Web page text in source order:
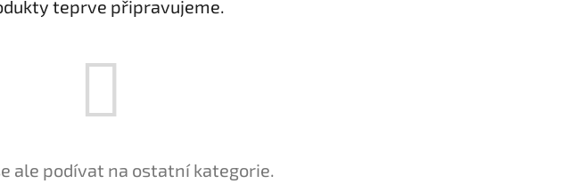
teprve připravujeme.
ale podívat na ostatní kategorie.